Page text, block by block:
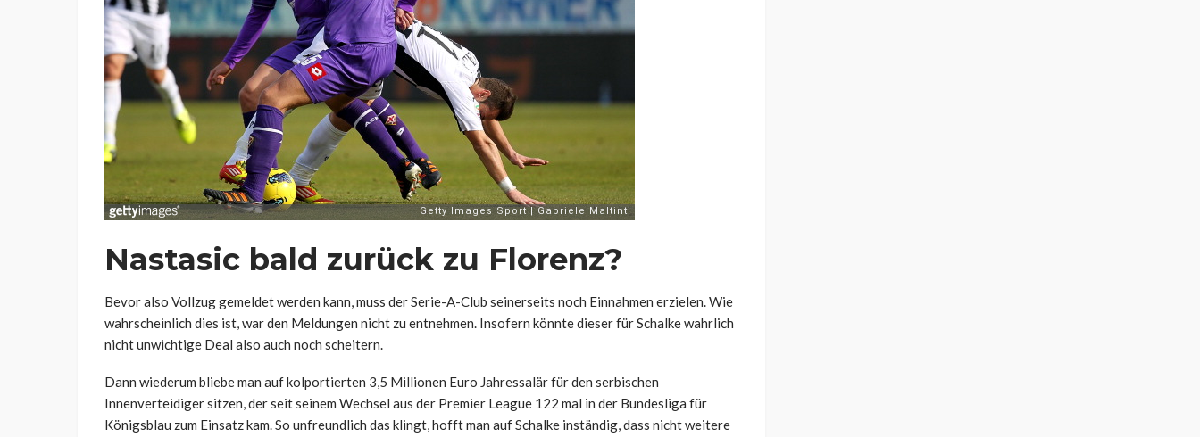
Nastasic bald zurück zu Florenz?
Bevor also Vollzug gemeldet werden kann, muss der Serie-A-Club seinerseits noch Einnahmen erzielen. Wie
wahrscheinlich dies ist, war den Meldungen nicht zu entnehmen. Insofern könnte dieser für Schalke wahrlich
nicht unwichtige Deal also auch noch scheitern.
Dann wiederum bliebe man auf kolportierten 3,5 Millionen Euro Jahressalär für den serbischen
Innenverteidiger sitzen, der seit seinem Wechsel aus der Premier League 122 mal in der Bundesliga für
Königsblau zum Einsatz kam. So unfreundlich das klingt, hofft man auf Schalke inständig, dass nicht weitere